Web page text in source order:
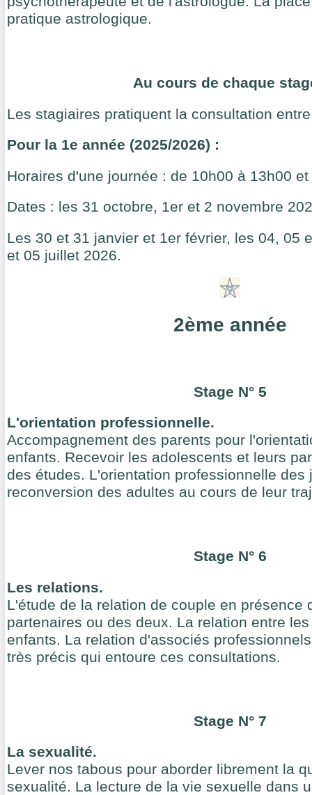
pratique astrologique.
Au cours de chaque
Les stagiaires pratiquent la consultation
Pour la 1e année (2025/2026) :
Horaires d'une journée : de 10h00 à 13h00
Dates : les 31 octobre, 1er et 2 novembre
Les 30 et 31 janvier et 1er février, les 04, 05
et 05 juillet 2026.
2ème année
Stage N° 5
L'orientation professionnelle.
Accompagnement des parents pour
enfants. Recevoir les adolescents et leurs
des études. L'orientation professionnelle des
reconversion des adultes au cours de leur
Stage N° 6
Les relations.
L'étude de la relation de couple en présence
partenaires ou des deux. La relation entre
enfants. La relation d'associés
très précis qui entoure ces consultations.
Stage N° 7
La sexualité.
Lever nos tabous pour aborder librement la
sexualité. La lecture de la vie sexuelle dans